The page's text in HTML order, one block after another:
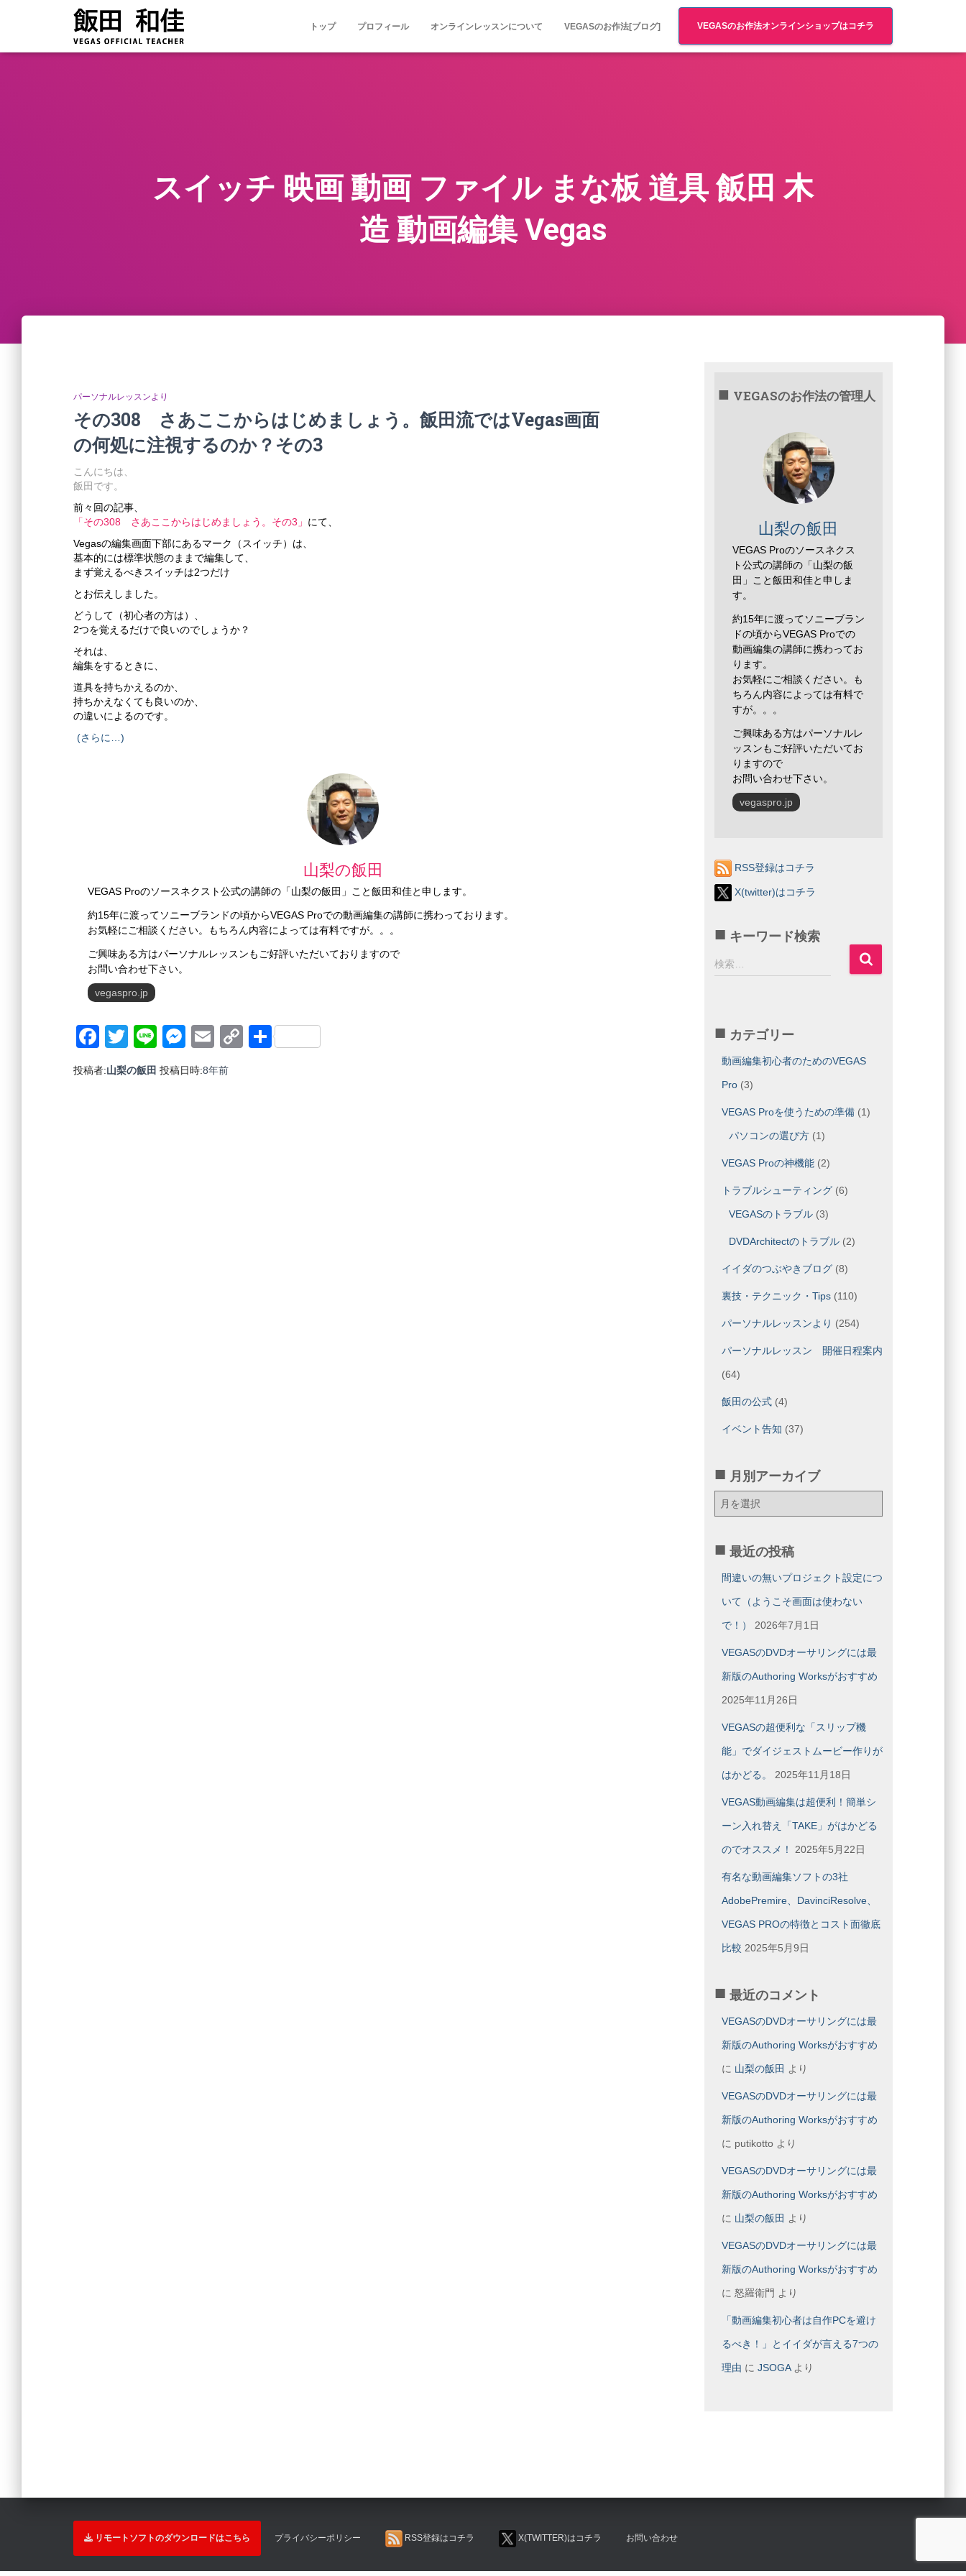
トップ プロフィール オンラインレッスンについて VEGASのお作法[ブログ] VEGASのお作法オンラインショップはコチラ
スイッチ 映画 動画 ファイル まな板 道具 飯田 木
造 動画編集 Vegas
パーソナルレッスンより
その308 さあここからはじめましょう。飯田流ではVegas画面
の何処に注視するのか？その3
こんにちは、
飯田です。
前々回の記事、
「その308 さあここからはじめましょう。その3」 にて、
Vegasの編集画面下部にあるマーク（スイッチ）は、
基本的には標準状態のままで編集して、
まず覚えるべきスイッチは2つだけ
とお伝えしました。
どうして（初心者の方は）、
2つを覚えるだけで良いのでしょうか？
それは、
編集をするときに、
道具を持ちかえるのか、
持ちかえなくても良いのか、
の違いによるのです。
(さらに…)
山梨の飯田
VEGAS Proのソースネクスト公式の講師の「山梨の飯田」こと飯田和佳と申します。
約15年に渡ってソニーブランドの頃からVEGAS Proでの動画編集の講師に携わっております。
お気軽にご相談ください。もちろん内容によっては有料ですが。。。
ご興味ある方はパーソナルレッスンもご好評いただいておりますので
お問い合わせ下さい。
vegaspro.jp
Facebook
Twitter
LineMessenger
EmailCopy
共
投稿者:山梨の飯田 投稿日時:8年前
VEGASのお作法の管理人
山梨の飯田
VEGAS Proのソースネクス
ト公式の講師の「山梨の飯
田」こと飯田和佳と申しま
す。
約15年に渡ってソニーブラン
ドの頃からVEGAS Proでの
動画編集の講師に携わってお
ります。
お気軽にご相談ください。も
ちろん内容によっては有料で
すが。。。
ご興味ある方はパーソナルレ
ッスンもご好評いただいてお
りますので
お問い合わせ下さい。
vegaspro.jp
RSS登録はコチラ
X(twitter)はコチラ
キーワード検索
検
索
検索…
カテゴリー
動画編集初心者のためのVEGAS
Pro(3)
VEGAS Proを使うための準備(1)
パソコンの選び方(1)
VEGAS Proの神機能(2)
トラブルシューティング(6)
VEGASのトラブル(3)
DVDArchitectのトラブル(2)
イイダのつぶやきブログ(8)
裏技・テクニック・Tips(110)
パーソナルレッスンより (254)
パーソナルレッスン 開催日程案内
(64)
飯田の公式(4)
イベント告知 (37)
月別アーカイブ
月
別
カ
ブ
最近の投稿
間違いの無いプロジェクト設定につ
いて（ようこそ画面は使わない
で！） 2026年7月1日
VEGASのDVDオーサリングには最
新版のAuthoring Worksがおすすめ
2025年11月26日
VEGASの超便利な「スリップ機
能」でダイジェストムービー作りが
はかどる。 2025年11月18日
VEGAS動画編集は超便利！簡単シ
ーン入れ替え「TAKE」がはかどる
のでオススメ！ 2025年5月22日
有名な動画編集ソフトの3社
AdobePremire、DavinciResolve、
VEGAS PROの特徴とコスト面徹底
比較 2025年5月9日
最近のコメント
VEGASのDVDオーサリングには最
新版のAuthoring Worksがおすすめ
に 山梨の飯田 より
VEGASのDVDオーサリングには最
新版のAuthoring Worksがおすすめ
に putikottoより
VEGASのDVDオーサリングには最
新版のAuthoring Worksがおすすめ
に 山梨の飯田 より
VEGASのDVDオーサリングには最
新版のAuthoring Worksがおすすめ
に 怒羅衛門 より
「動画編集初心者は自作PCを避け
るべき！」とイイダが言える7つの
理由 に JSOGAより
リモートソフトのダウンロードはこちら プライバシーポリシー RSS登録はコチラ X(TWITTER)はコチラ お問い合わせ